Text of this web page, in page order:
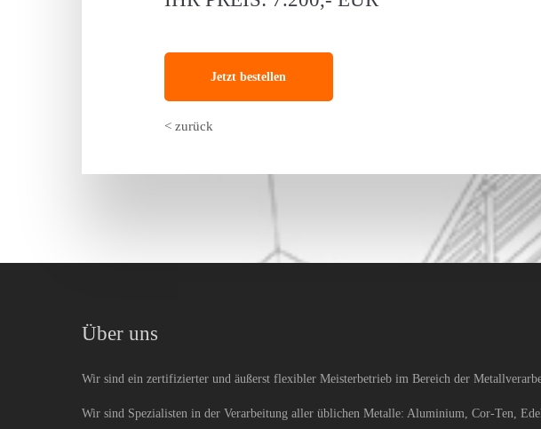
Jetzt bestellen
< zurück
Über uns
Wir sind ein zertifizierter und äußerst flexibler Meisterbetrieb im Bereich der
Wir sind Spezialisten in der Verarbeitung aller üblichen Metalle: Aluminium, Cor-Ten,